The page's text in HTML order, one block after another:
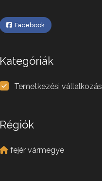
Facebook
Kategóriák
Temetkezési vállalkozás
Régiók
fejér vármegye